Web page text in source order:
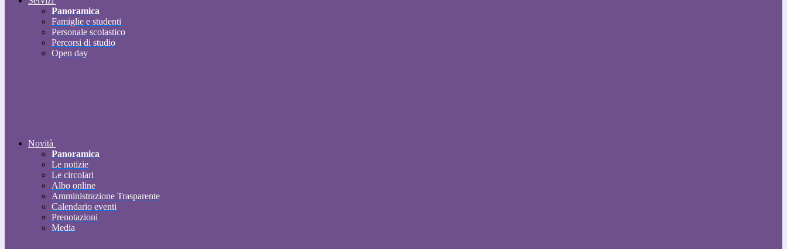
Panoramica
Famiglie e studenti
Personale scolastico
Percorsi di studio
Open day
Novità
Panoramica
Le notizie
Le circolari
Albo online
Amministrazione Trasparente
Calendario eventi
Prenotazioni
Media